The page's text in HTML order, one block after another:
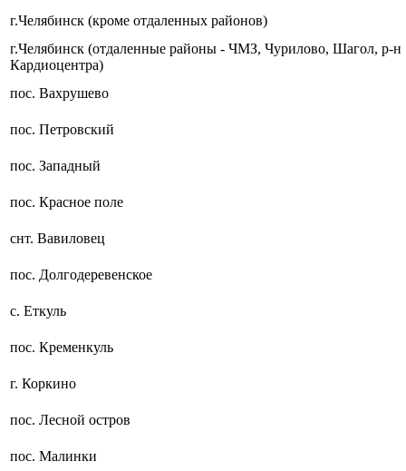
г.Челябинск (кроме отдаленных районов)
г.Челябинск (отдаленные районы - ЧМЗ, Чурилово, Шагол, р-н
Кардиоцентра)
пос. Вахрушево
пос. Петровский
пос. Западный
пос. Красное поле
снт. Вавиловец
пос. Долгодеревенское
с. Еткуль
пос. Кременкуль
г. Коркино
пос. Лесной остров
пос. Малинки